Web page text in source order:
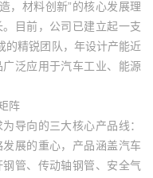
，材料创新”的核心发展理
目前，公司已建立起一支
的精锐团队，年设计产能近
泛应用于汽车工业、能源
阵
导向的三大核心产品线：
展的重心，产品涵盖汽车
管、传动轴钢管、安全气